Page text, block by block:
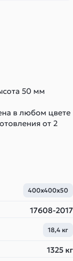
50 мм
в любом цвете
от 2
400х400х50
17608-2017
18,4 кг
1325 кг